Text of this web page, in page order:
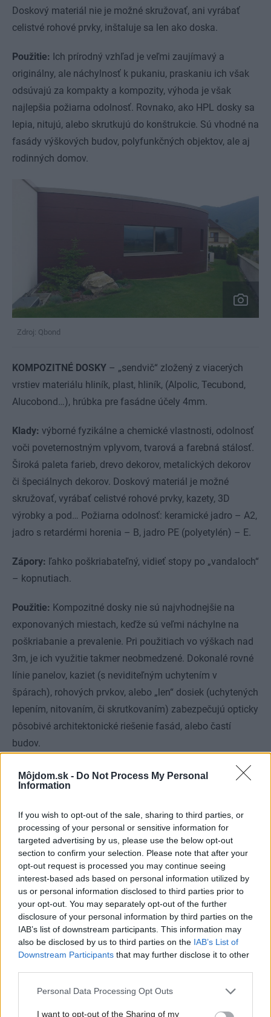
Môjdom.sk - Do Not Process My Personal
Information
If you wish to opt-out of the sale, sharing to third parties, or
processing of your personal or sensitive information for
targeted advertising by us, please use the below opt-out
section to confirm your selection. Please note that after your
opt-out request is processed you may continue seeing
interest-based ads based on personal information utilized by
us or personal information disclosed to third parties prior to
your opt-out. You may separately opt-out of the further
disclosure of your personal information by third parties on the
IAB’s list of downstream participants. This information may
also be disclosed by us to third parties on the IAB’s List of
Downstream Participants that may further disclose it to other
Please note that this website/app uses one or more Google
not limited to your visit or usage behaviour. You may click to
Personal Data Processing Opt Outs
I want to opt-out of the Sharing of my
Doskový materiál nie je možné skružovať, ani vyrábať
celistvé rohové prvky, inštaluje sa len ako doska.
Použitie: Ich prírodný vzhľad je veľmi zaujímavý a
originálny, ale náchylnosť k pukaniu, praskaniu ich však
odsúvajú za kompakty a kompozity, výhoda je však
najlepšia požiarna odolnosť. Rovnako, ako HPL dosky sa
lepia, nitujú, alebo skrutkujú do konštrukcie. Sú vhodné na
fasády výškových budov, polyfunkčných objektov, ale aj
rodinných domov.
Zdroj: Qbond
KOMPOZITNÉ DOSKY – „sendvič“ zložený z viacerých
vrstiev materiálu hliník, plast, hliník, (Alpolic, Tecubond,
Alucobond…), hrúbka pre fasádne účely 4mm.
Klady: výborné fyzikálne a chemické vlastnosti, odolnosť
voči poveternostným vplyvom, tvarová a farebná stálosť.
Široká paleta farieb, drevo dekorov, metalických dekorov
či špeciálnych dekorov. Doskový materiál je možné
skružovať, vyrábať celistvé rohové prvky, kazety, 3D
výrobky a pod… Požiarna odolnosť: keramické jadro – A2,
jadro s retardérmi horenia – B, jadro PE (polyetylén) – E.
Zápory: ľahko poškriabateľný, vidieť stopy po „vandaloch“
– kopnutiach.
Použitie: Kompozitné dosky nie sú najvhodnejšie na
exponovaných miestach, keďže sú veľmi náchylne na
poškriabanie a prevalenie. Pri použitiach vo výškach nad
3m, je ich využitie takmer neobmedzené. Dokonalé rovné
línie panelov, kaziet (s neviditeľným uchytením v
špárach), rohových prvkov, alebo „len“ dosiek (uchytených
lepením, nitovaním, či skrutkovaním) zabezpečujú opticky
pôsobivé architektonické riešenie fasád, alebo častí
budov.
DREVO – prírodný materiál Thermowood, alebo exotické